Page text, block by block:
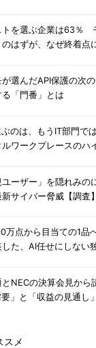
トを選ぶ企業は63％
はずが、なぜ終着点
が選んだAPI保護の次
「門番」とは
ぶのは、もうIT部門
ルワークプレースのハ
ユーザー」を隠れみ
サイバー脅威【調査】
万点から目当ての1
た、AI任せにしない
とNECの決算会見から
要」と「収益の見通し」
スメ